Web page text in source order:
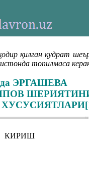
қилган қудрат
топилмаса
ЭРГАШЕВА
КИРИШ